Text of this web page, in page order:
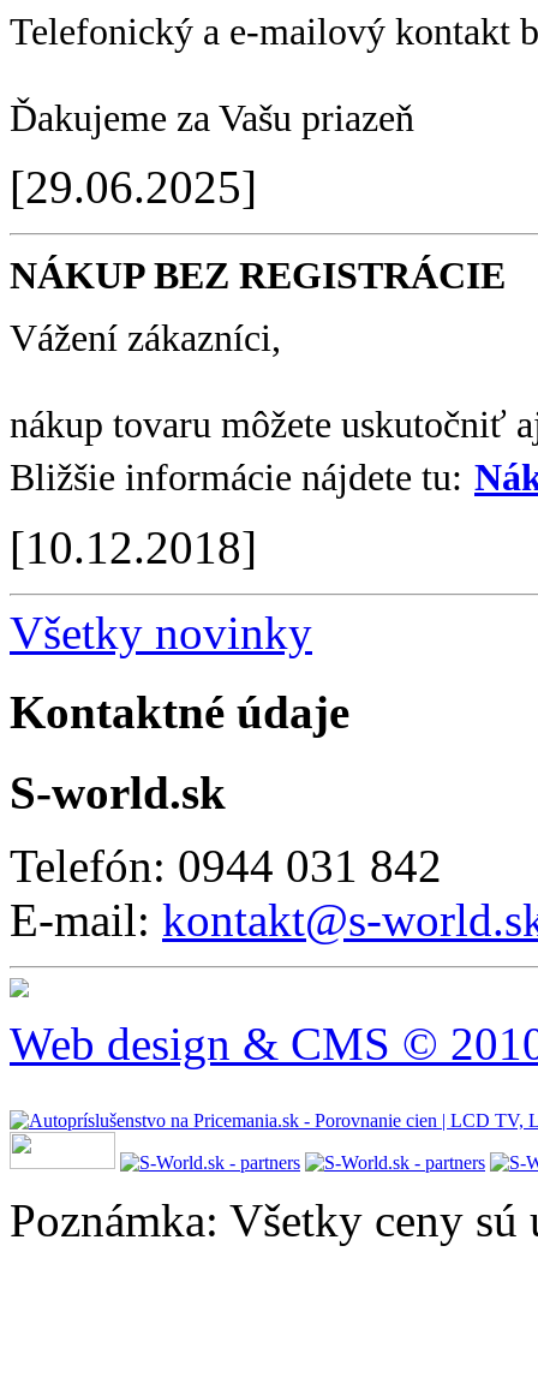
Telefonický a e-mailový kontakt
Ďakujeme za Vašu priazeň
[29.06.2025]
NÁKUP BEZ REGISTRÁCIE
Vážení zákazníci,
nákup tovaru môžete uskutočniť
Bližšie informácie nájdete tu:
[10.12.2018]
Všetky novinky
Kontaktné údaje
S-world.sk
Telefón: 0944 031 842
E-mail: kontakt@s-
Web design & CMS ©
Poznámka: Všetky ceny sú